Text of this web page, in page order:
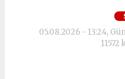
05.08.2026 - 13:24,
11572